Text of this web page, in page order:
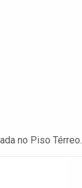
no Piso Térreo.